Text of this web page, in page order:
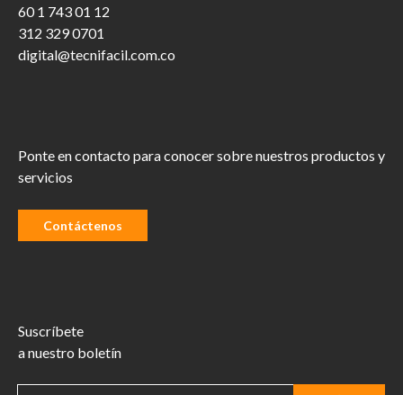
60 1 743 01 12
312 329 0701
digital@tecnifacil.com.co
Ponte en contacto para conocer sobre nuestros productos y
servicios
Contáctenos
Suscríbete
a nuestro boletín